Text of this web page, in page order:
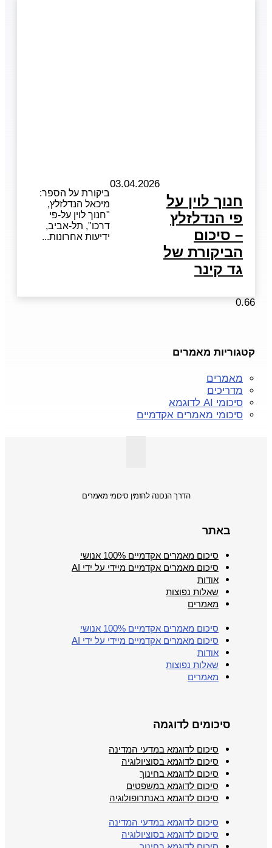
חנוך לוין על
פי הנדלזלץ
– סיכום
הביקורת של
גד קינר
03.04.2026
ביקורת על הספר:
מיכאל הנדלזלץ,
"חנוך לוין על-פי
דרכו", תל-אביב,
ידיעות אחרונות
קטגוריות מאמרים
מאמרים
מדריכים
סיכומי AI לדוגמא
סיכומי מאמרים אקדמיים
הדרך הנכונה להזמין סיכומי מאמרים
באתר
סיכום מאמרים אקדמיים 100% אנושי
סיכום מאמרים אקדמיים מיידי על ידי AI
אודות
שאלות נפוצות
מאמרים
סיכום מאמרים אקדמיים 100% אנושי
סיכום מאמרים אקדמיים מיידי על ידי AI
אודות
שאלות נפוצות
מאמרים
סיכומים לדוגמה
סיכום לדוגמא במדעי המדינה
סיכום לדוגמא בסוציולוגיה
סיכום לדוגמא בחינוך
סיכום לדוגמא במשפטים
סיכום לדוגמא באנתרופולוגיה
סיכום לדוגמא במדעי המדינה
סיכום לדוגמא בסוציולוגיה